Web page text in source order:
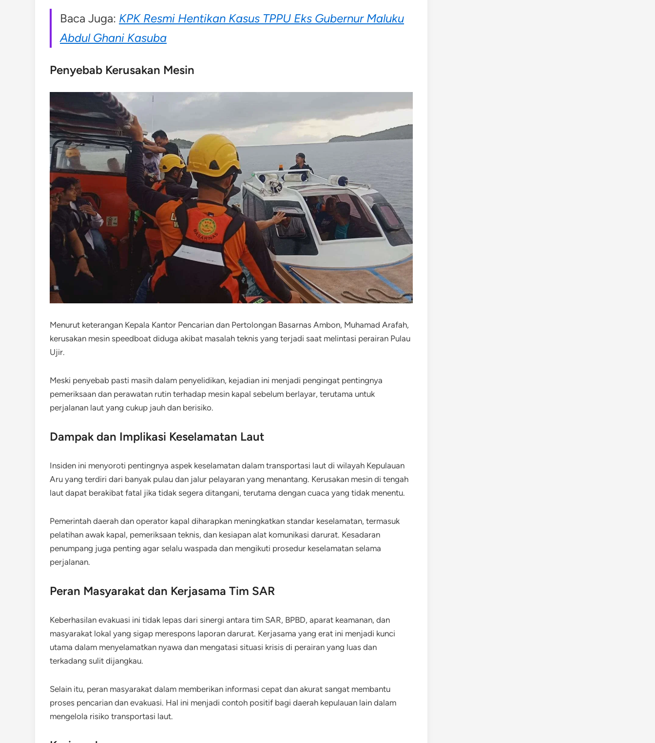
Baca Juga: KPK Resmi Hentikan Kasus TPPU Eks Gubernur Maluku
Abdul Ghani Kasuba
Penyebab Kerusakan Mesin
Menurut keterangan Kepala Kantor Pencarian dan Pertolongan Basarnas Ambon, Muhamad Arafah,
kerusakan mesin speedboat diduga akibat masalah teknis yang terjadi saat melintasi perairan Pulau
Ujir.
Meski penyebab pasti masih dalam penyelidikan, kejadian ini menjadi pengingat pentingnya
pemeriksaan dan perawatan rutin terhadap mesin kapal sebelum berlayar, terutama untuk
perjalanan laut yang cukup jauh dan berisiko.
Dampak dan Implikasi Keselamatan Laut
Insiden ini menyoroti pentingnya aspek keselamatan dalam transportasi laut di wilayah Kepulauan
Aru yang terdiri dari banyak pulau dan jalur pelayaran yang menantang. Kerusakan mesin di tengah
laut dapat berakibat fatal jika tidak segera ditangani, terutama dengan cuaca yang tidak menentu.
Pemerintah daerah dan operator kapal diharapkan meningkatkan standar keselamatan, termasuk
pelatihan awak kapal, pemeriksaan teknis, dan kesiapan alat komunikasi darurat. Kesadaran
penumpang juga penting agar selalu waspada dan mengikuti prosedur keselamatan selama
perjalanan.
Peran Masyarakat dan Kerjasama Tim SAR
Keberhasilan evakuasi ini tidak lepas dari sinergi antara tim SAR, BPBD, aparat keamanan, dan
masyarakat lokal yang sigap merespons laporan darurat. Kerjasama yang erat ini menjadi kunci
utama dalam menyelamatkan nyawa dan mengatasi situasi krisis di perairan yang luas dan
terkadang sulit dijangkau.
Selain itu, peran masyarakat dalam memberikan informasi cepat dan akurat sangat membantu
proses pencarian dan evakuasi. Hal ini menjadi contoh positif bagi daerah kepulauan lain dalam
mengelola risiko transportasi laut.